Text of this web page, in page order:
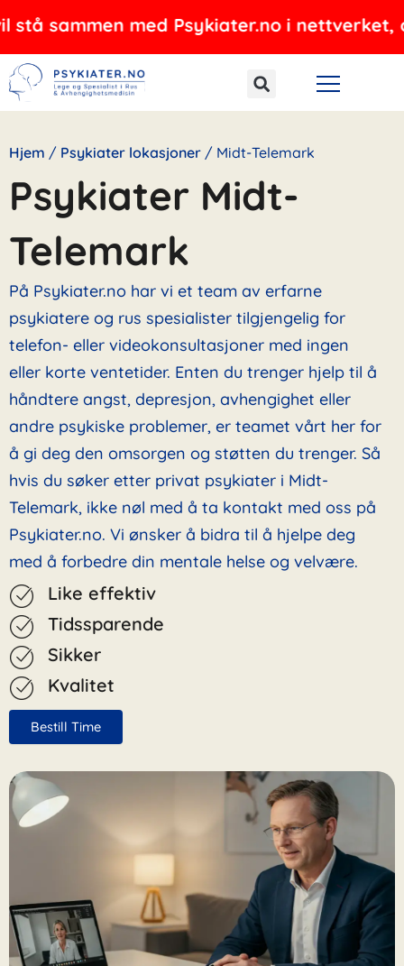
Hopp
til
innholdet
med Psykiater.no i nettverket, og
Hjem / Psykiater lokasjoner / Midt-Telemark
Psykiater Midt-
Telemark
På Psykiater.no har vi et team av erfarne
psykiatere og rus spesialister tilgjengelig for
telefon- eller videokonsultasjoner med ingen
eller korte ventetider. Enten du trenger hjelp til å
håndtere angst, depresjon, avhengighet eller
andre psykiske problemer, er teamet vårt her for
å gi deg den omsorgen og støtten du trenger. Så
hvis du søker etter privat psykiater i Midt-
Telemark, ikke nøl med å ta kontakt med oss på
Psykiater.no. Vi ønsker å bidra til å hjelpe deg
med å forbedre din mentale helse og velvære.
Like effektiv
Tidssparende
Sikker
Kvalitet
Bestill Time